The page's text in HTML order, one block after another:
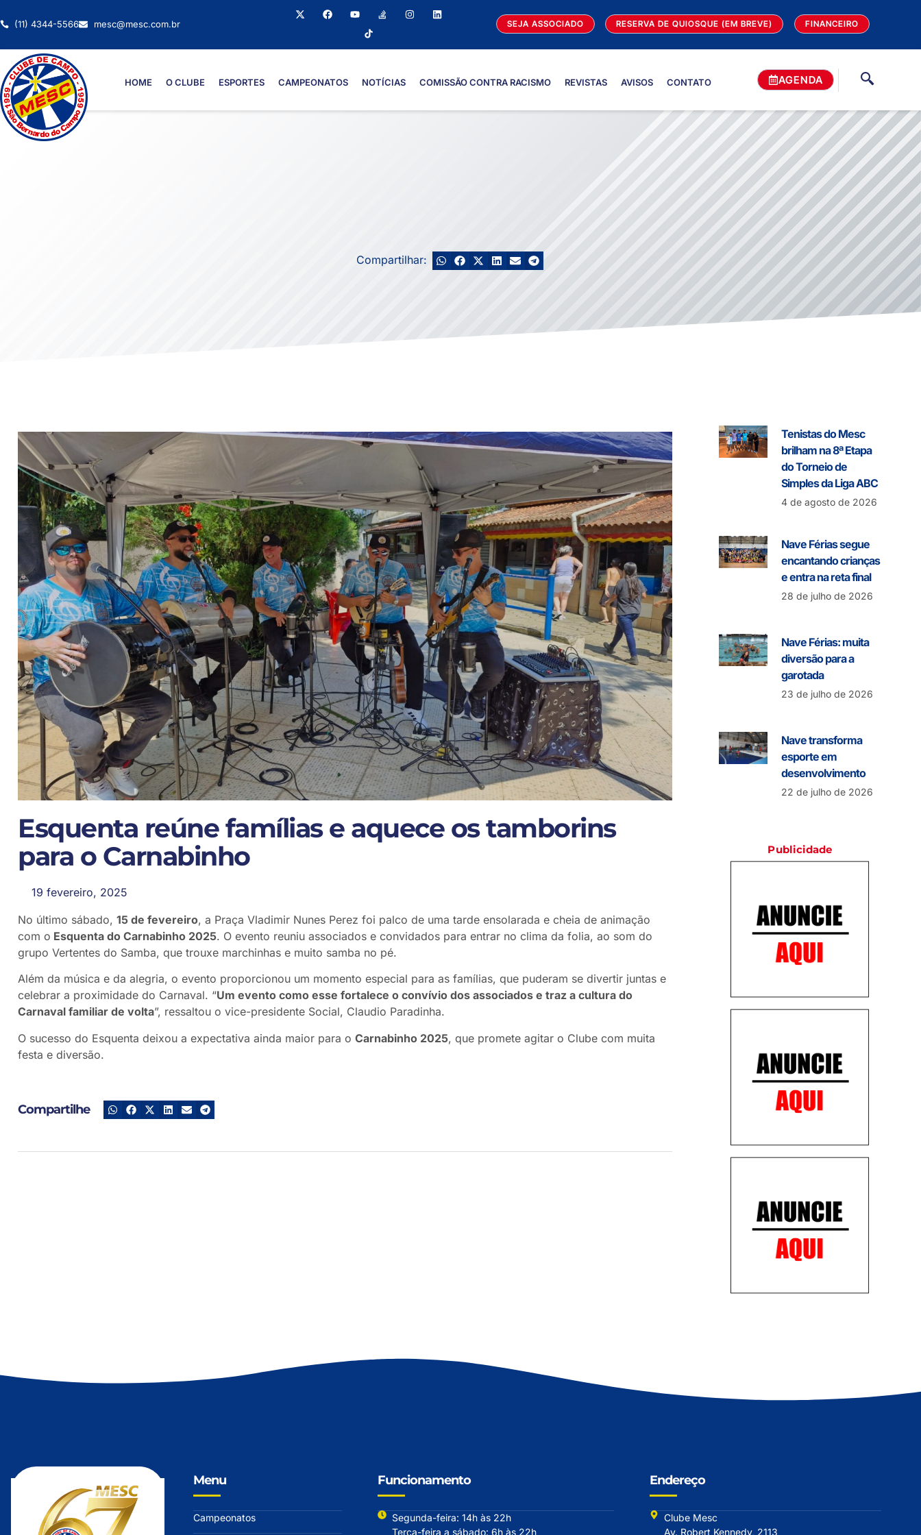
(11) 4344-5566 mesc@mesc.com.br SEJA ASSOCIADO RESERVA DE QUIOSQUE (EM BREVE) FINANCEIRO
HOME O CLUBE ESPORTES CAMPEONATOS NOTÍCIAS COMISSÃO CONTRA RACISMO REVISTAS AVISOS CONTATO AGENDA
Compartilhar:
Esquenta reúne famílias e aquece os tamborins
para o Carnabinho
19 fevereiro, 2025
No último sábado, 15 de fevereiro, a Praça Vladimir Nunes Perez foi palco de uma tarde ensolarada e cheia de animação
com o Esquenta do Carnabinho 2025. O evento reuniu associados e convidados para entrar no clima da folia, ao som do
grupo Vertentes do Samba, que trouxe marchinhas e muito samba no pé.
Além da música e da alegria, o evento proporcionou um momento especial para as famílias, que puderam se divertir juntas e
celebrar a proximidade do Carnaval. “Um evento como esse fortalece o convívio dos associados e traz a cultura do
Carnaval familiar de volta”, ressaltou o vice-presidente Social, Claudio Paradinha.
O sucesso do Esquenta deixou a expectativa ainda maior para o Carnabinho 2025, que promete agitar o Clube com muita
festa e diversão.
Compartilhe
Tenistas do Mesc
brilham na 8ª Etapa
do Torneio de
Simples da Liga ABC
4 de agosto de 2026
Nave Férias segue
encantando crianças
e entra na reta final
28 de julho de 2026
Nave Férias: muita
diversão para a
garotada
23 de julho de 2026
Nave transforma
esporte em
desenvolvimento
22 de julho de 2026
Publicidade
Menu
Campeonatos
Funcionamento
Segunda-feira: 14h às 22h
Terça-feira a sábado: 6h às 22h
Endereço
Clube Mesc
Av. Robert Kennedy, 2113